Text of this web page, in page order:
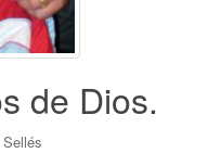
de Dios.